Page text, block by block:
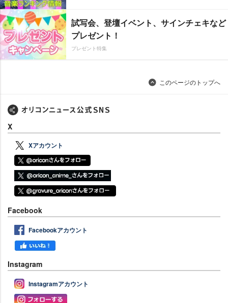
試写会、登壇イベント、サインチェキなど
プレゼント！
プレゼント特集
このページのトップへ
X
Xアカウント
Facebook
Facebookアカウント
Instagram
Instagramアカウント